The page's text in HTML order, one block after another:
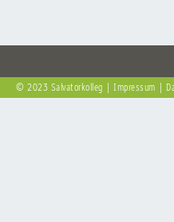
© 2023 Salvatorkolleg Impressum